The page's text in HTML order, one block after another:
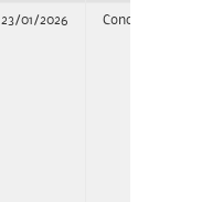
23/01/2026 Concurso